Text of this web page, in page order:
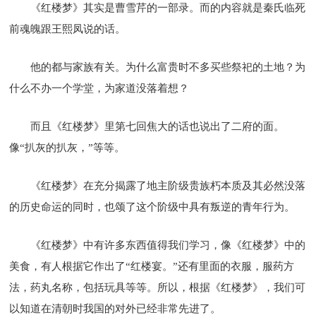
《红楼梦》其实是曹雪芹的一部录。而的内容就是秦氏临死
前魂魄跟王熙凤说的话。
他的都与家族有关。为什么富贵时不多买些祭祀的土地？为
什么不办一个学堂，为家道没落着想？
而且《红楼梦》里第七回焦大的话也说出了二府的面。
像“扒灰的扒灰，”等等。
《红楼梦》在充分揭露了地主阶级贵族朽本质及其必然没落
的历史命运的同时，也颂了这个阶级中具有叛逆的青年行为。
《红楼梦》中有许多东西值得我们学习，像《红楼梦》中的
美食，有人根据它作出了“红楼宴。”还有里面的衣服，服药方
法，药丸名称，包括玩具等等。所以，根据《红楼梦》，我们可
以知道在清朝时我国的对外已经非常先进了。